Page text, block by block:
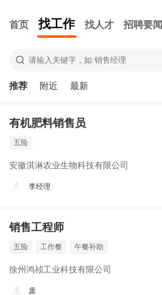
首页 找工作 找人才 招聘要闻
推荐 附近 最新
有机肥料销售员
五险
安徽淇淋农业生物科技有限公司
李经理
销售工程师
五险 工作餐 午餐补助
徐州鸿祯工业科技有限公司
庞